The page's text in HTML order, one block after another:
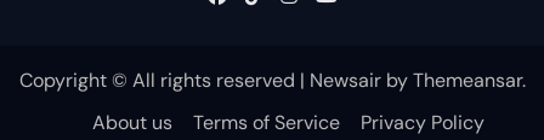
Copyright © All rights reserved | NewsairbyThemeansar.
About us
Terms of Service Privacy Policy